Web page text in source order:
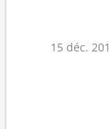
15 déc.